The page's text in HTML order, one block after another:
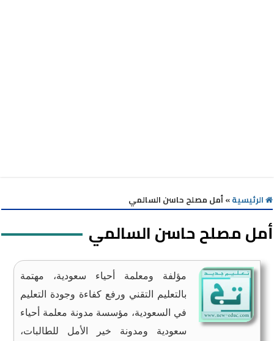
الرئيسية»أمل مصلح حاسن السالمي
أمل مصلح حاسن السالمي
مؤلفة ومعلمة أحياء سعودية، مهتمة
بالتعليم التقني ورفع كفاءة وجودة التعليم
في السعودية، مؤسسة مدونة معلمة أحياء
سعودية ومدونة خير الأمل للطالبات،